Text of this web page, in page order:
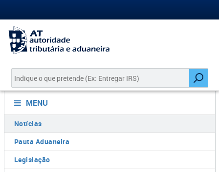
MENU
Notícias
Pauta Aduaneira
Legislação